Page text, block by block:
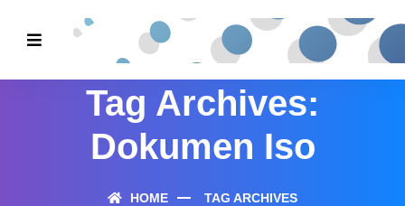
Tag Archives:
Dokumen Iso
HOME TAG ARCHIVES